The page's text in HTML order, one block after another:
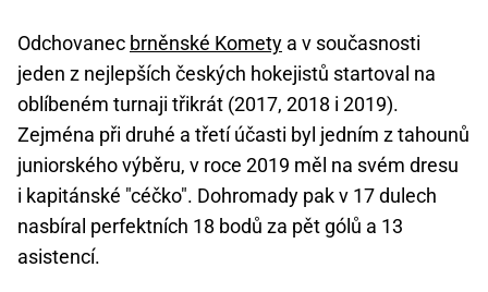
Odchovanec brněnské Komety a v současnosti
jeden z nejlepších českých hokejistů startoval na
oblíbeném turnaji třikrát (2017, 2018 i 2019).
Zejména při druhé a třetí účasti byl jedním z tahounů
juniorského výběru, v roce 2019 měl na svém dresu
i kapitánské "céčko". Dohromady pak v 17 dulech
nasbíral perfektních 18 bodů za pět gólů a 13
asistencí.